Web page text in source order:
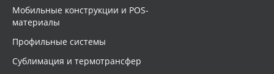
Мобильные конструкции и POS-
материалы
Профильные системы
Сублимация и термотрансфер